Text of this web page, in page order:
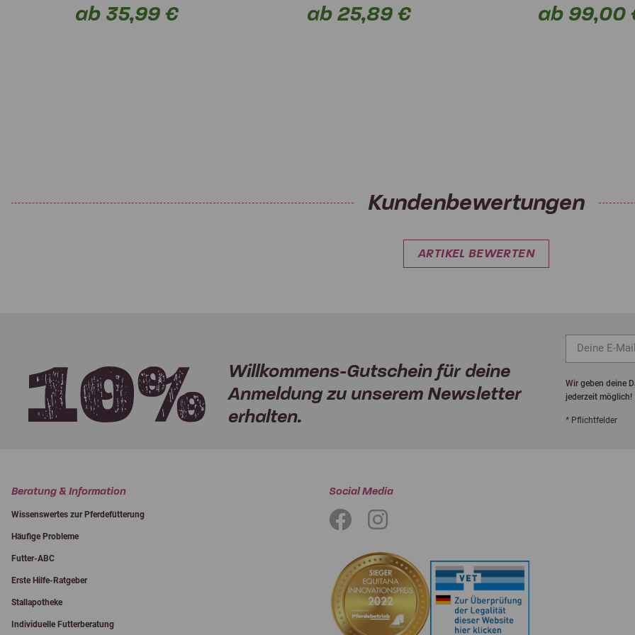
ab 35,99 € ab 25,89 € ab 99,00
Kundenbewertungen
ARTIKEL BEWERTEN
Willkommens-Gutschein für deine
Anmeldung zu unserem Newsletter
erhalten.
Wir geben deine
jederzeit möglich!
* Pflichtfelder
Beratung & Information
Wissenswertes zur Pferdefütterung
Häufige Probleme
Futter-ABC
Erste Hilfe-Ratgeber
Stallapotheke
Individuelle Futterberatung
Social Media